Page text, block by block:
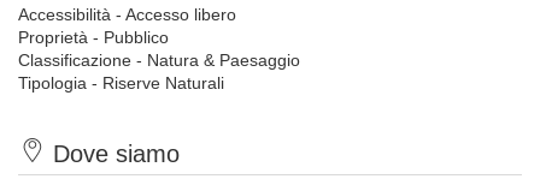
Accessibilità - Accesso libero
Proprietà - Pubblico
Classificazione - Natura & Paesaggio
Tipologia - Riserve Naturali
Dove siamo